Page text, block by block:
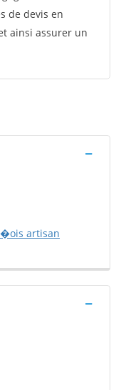
de devis en
ainsi assurer un
artisan